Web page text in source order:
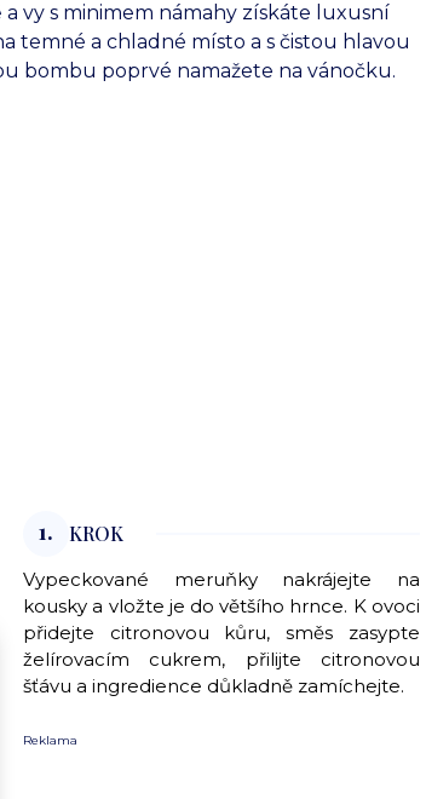
vy s minimem námahy získáte luxusní
temné a chladné místo a s čistou hlavou
bombu poprvé namažete na vánočku.
1. KROK
Vypeckované meruňky nakrájejte na
kousky a vložte je do většího hrnce. K ovoci
přidejte citronovou kůru, směs zasypte
želírovacím cukrem, přilijte citronovou
šťávu a ingredience důkladně zamíchejte.
Reklama